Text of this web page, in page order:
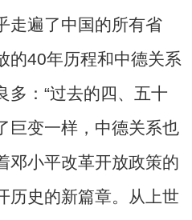
走遍了中国的所有省
的40年历程和中德关系
多：“过去的四、五十
巨变一样，中德关系也
邓小平改革开放政策的
历史的新篇章。从上世